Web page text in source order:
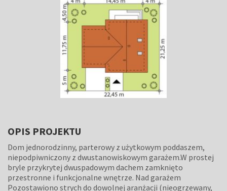
OPIS PROJEKTU
Dom jednorodzinny, parterowy z użytkowym poddaszem,
niepodpiwniczony z dwustanowiskowym garażem.W prostej
bryle przykrytej dwuspadowym dachem zamknięto
przestronne i funkcjonalne wnętrze. Nad garażem
Pozostawiono strych do dowolnej aranżacji (nieogrzewany,